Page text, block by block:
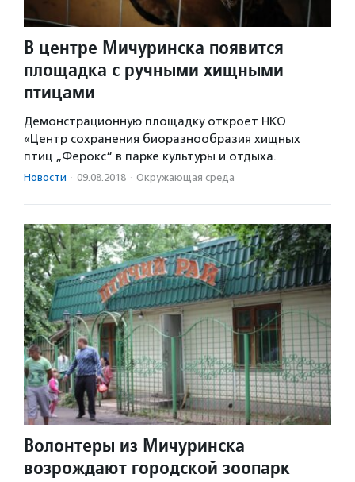
В центре Мичуринска появится
площадка с ручными хищными
птицами
Демонстрационную площадку откроет НКО
«Центр сохранения биоразнообразия хищных
птиц „Ферокс“ в парке культуры и отдыха.
Новости · 09.08.2018 · Окружающая среда
Волонтеры из Мичуринска
возрождают городской зоопарк